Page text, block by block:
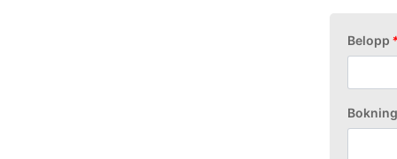
Belopp